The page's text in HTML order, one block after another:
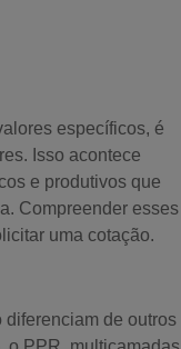
específicos, é
Isso acontece
e produtivos que
Compreender esses
uma cotação.
diferenciam de outros